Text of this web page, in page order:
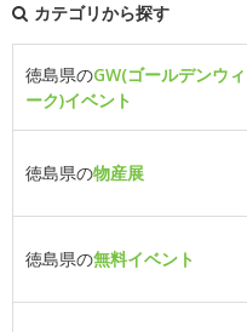
カテゴリから探す
徳島県のGW(ゴールデンウィ
ーク)イベント
徳島県の物産展
徳島県の無料イベント